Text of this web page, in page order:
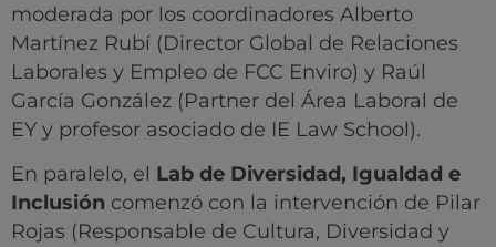
moderada por los coordinadores Alberto
Martínez Rubí (Director Global de Relaciones
Laborales y Empleo de FCC Enviro) y Raúl
García González (Partner del Área Laboral de
EY y profesor asociado de IE Law School).
En paralelo, el Lab de Diversidad, Igualdad e
Inclusión comenzó con la intervención de Pilar
Rojas (Responsable de Cultura, Diversidad y